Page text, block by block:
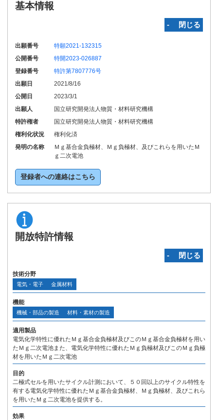
基本情報
‐ 閉じる
出願番号
特願2021-132315
公開番号
特開2023-026887
登録番号
特許第7807776号
出願日
2021/8/16
公開日
2023/3/1
出願人
国立研究開発法人物質・材料研究機構
特許権者
国立研究開発法人物質・材料研究機構
権利化状況
権利化済
発明の名称
Ｍｇ基合金負極材、Ｍｇ負極材、及びこれらを用いたＭ
ｇ二次電池
登録者への連絡はこちら
開放特許情報
‐ 閉じる
技術分野
電気・電子 金属材料
機能
機械・部品の製造 材料・素材の製造
適用製品
電気化学特性に優れたＭｇ基合金負極材及びこのＭｇ基合金負極材を用い
たＭｇ二次電池また、電気化学特性に優れたＭｇ負極材及びこのＭｇ負極
材を用いたＭｇ二次電池
目的
二極式セルを用いたサイクル計測において、５０回以上のサイクル特性を
有する電気化学特性に優れたＭｇ基合金負極材、Ｍｇ負極材、及びこれら
を用いたＭｇ二次電池を提供する。
効果